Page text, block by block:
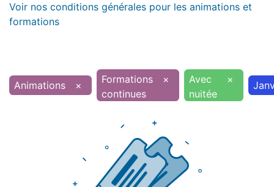
Voir nos conditions générales pour les animations et
formations
Animations ×
Formations
continues
×
Avec
nuitée
×